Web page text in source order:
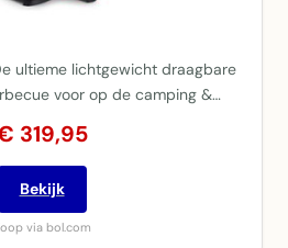
ultieme lichtgewicht draagbare
voor op de camping &…
319,95
Bekijk
via bol.com